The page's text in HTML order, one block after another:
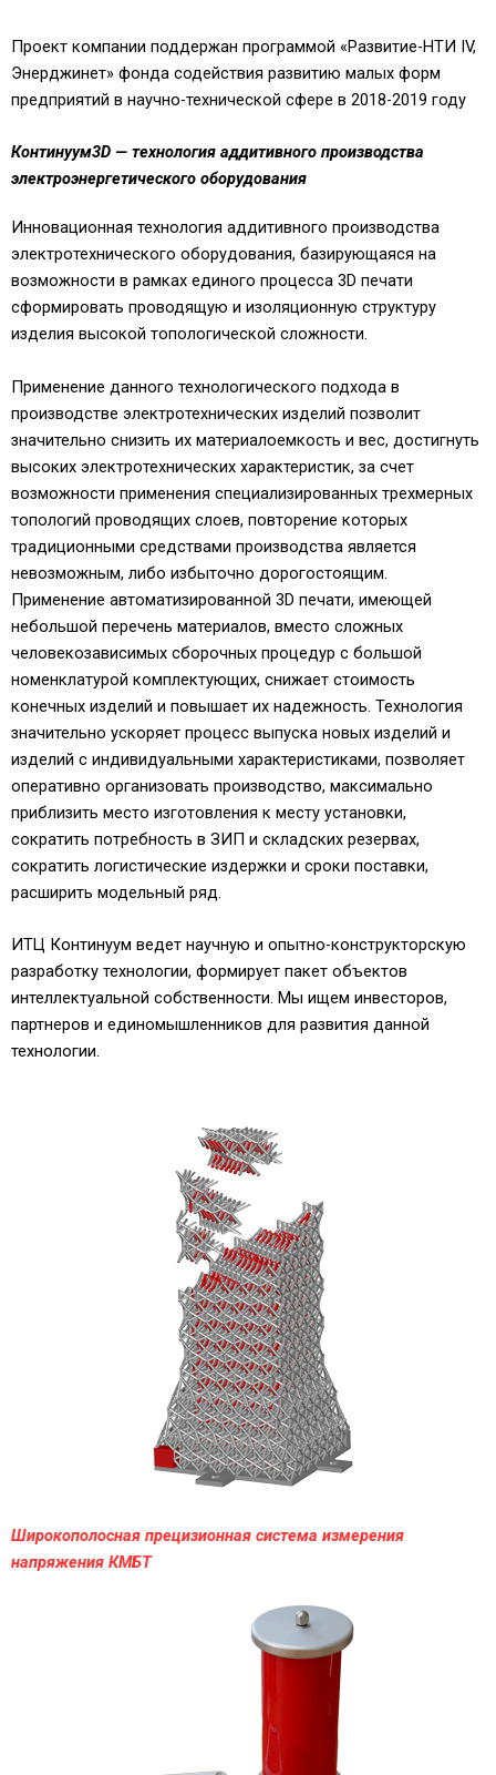
Проект компании поддержан программой «Развитие-НТИ IV,
Энерджинет» фонда содействия развитию малых форм
предприятий в научно-технической сфере в 2018-2019 году
Континуум3D — технология аддитивного производства
электроэнергетического оборудования
Инновационная технология аддитивного производства
электротехнического оборудования, базирующаяся на
возможности в рамках единого процесса 3D печати
сформировать проводящую и изоляционную структуру
изделия высокой топологической сложности.
Применение данного технологического подхода в
производстве электротехнических изделий позволит
значительно снизить их материалоемкость и вес, достигнуть
высоких электротехнических характеристик, за счет
возможности применения специализированных трехмерных
топологий проводящих слоев, повторение которых
традиционными средствами производства является
невозможным, либо избыточно дорогостоящим.
Применение автоматизированной 3D печати, имеющей
небольшой перечень материалов, вместо сложных
человекозависимых сборочных процедур с большой
номенклатурой комплектующих, снижает стоимость
конечных изделий и повышает их надежность. Технология
значительно ускоряет процесс выпуска новых изделий и
изделий с индивидуальными характеристиками, позволяет
оперативно организовать производство, максимально
приблизить место изготовления к месту установки,
сократить потребность в ЗИП и складских резервах,
сократить логистические издержки и сроки поставки,
расширить модельный ряд.
ИТЦ Континуум ведет научную и опытно-конструкторскую
разработку технологии, формирует пакет объектов
интеллектуальной собственности. Мы ищем инвесторов,
партнеров и единомышленников для развития данной
технологии.
Широкополосная прецизионная система измерения
напряжения КМБТ